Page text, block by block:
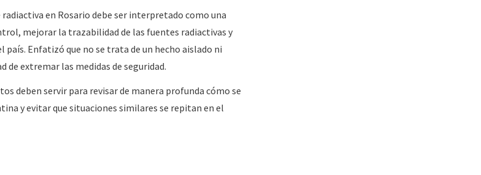
en Rosario debe ser interpretado como una
mejorar la trazabilidad de las fuentes radiactivas y
Enfatizó que no se trata de un hecho aislado ni
de extremar las medidas de seguridad.
deben servir para revisar de manera profunda cómo se
y evitar que situaciones similares se repitan en el